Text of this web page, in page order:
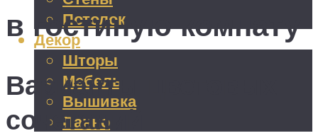
Потолок
Декор
Шторы
Мебель
Вышивка
Панно
в гостиную комнату
Варианты цветовых
сочетаний